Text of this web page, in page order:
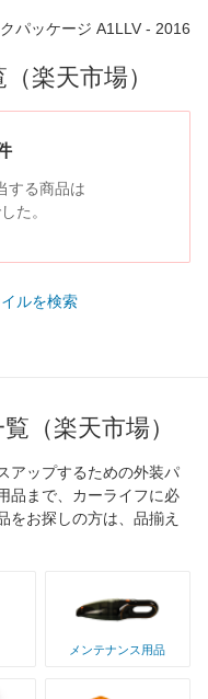
パッケージ A1LLV - 2016
楽天市場）
する商品は
た。
ルを検索
（楽天市場）
アップするための外装パ
品まで、カーライフに必
をお探しの方は、品揃え
メンテナンス用品